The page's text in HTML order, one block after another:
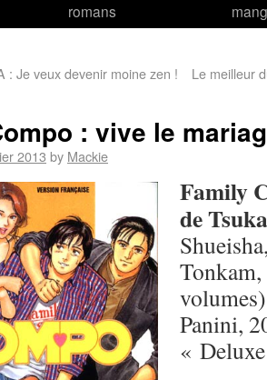
romans
: Je veux devenir moine zen ! Le meilleur
: vive le
2013 by Mackie
Family
de
volumes)
Panini,
«